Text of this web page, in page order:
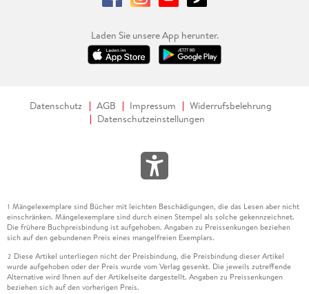
Laden Sie unsere App herunter.
Datenschutz AGB Impressum
Widerrufsbelehrung
Datenschutzeinstellungen
1 Mängelexemplare sind Bücher mit leichten Beschädigungen, die das Lesen aber nicht
einschränken. Mängelexemplare sind durch einen Stempel als solche gekennzeichnet.
Die frühere Buchpreisbindung ist aufgehoben. Angaben zu Preissenkungen beziehen
sich auf den gebundenen Preis eines mangelfreien Exemplars.
2 Diese Artikel unterliegen nicht der Preisbindung, die Preisbindung dieser Artikel
wurde aufgehoben oder der Preis wurde vom Verlag gesenkt. Die jeweils zutreffende
Alternative wird Ihnen auf der Artikelseite dargestellt. Angaben zu Preissenkungen
beziehen sich auf den vorherigen Preis.